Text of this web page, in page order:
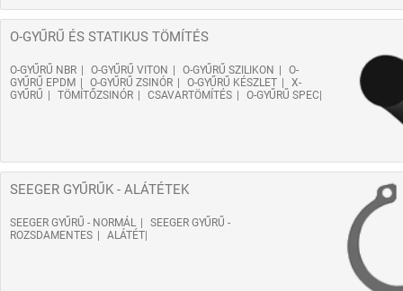
O-GYŰRŰ ÉS STATIKUS TÖMÍTÉS
O-GYŰRŰ NBR O-GYŰRŰ VITON O-GYŰRŰ SZILIKON
O-
GYŰRŰ EPDM
O-GYŰRŰ ZSINÓR O-GYŰRŰ KÉSZLET
X-
GYŰRŰ
TÖMÍTŐZSINÓR CSAVARTÖMÍTÉS O-GYŰRŰ SPEC
SEEGER GYŰRŰK - ALÁTÉTEK
SEEGER GYŰRŰ - NORMÁL
SEEGER GYŰRŰ -
ROZSDAMENTES
ALÁTÉT